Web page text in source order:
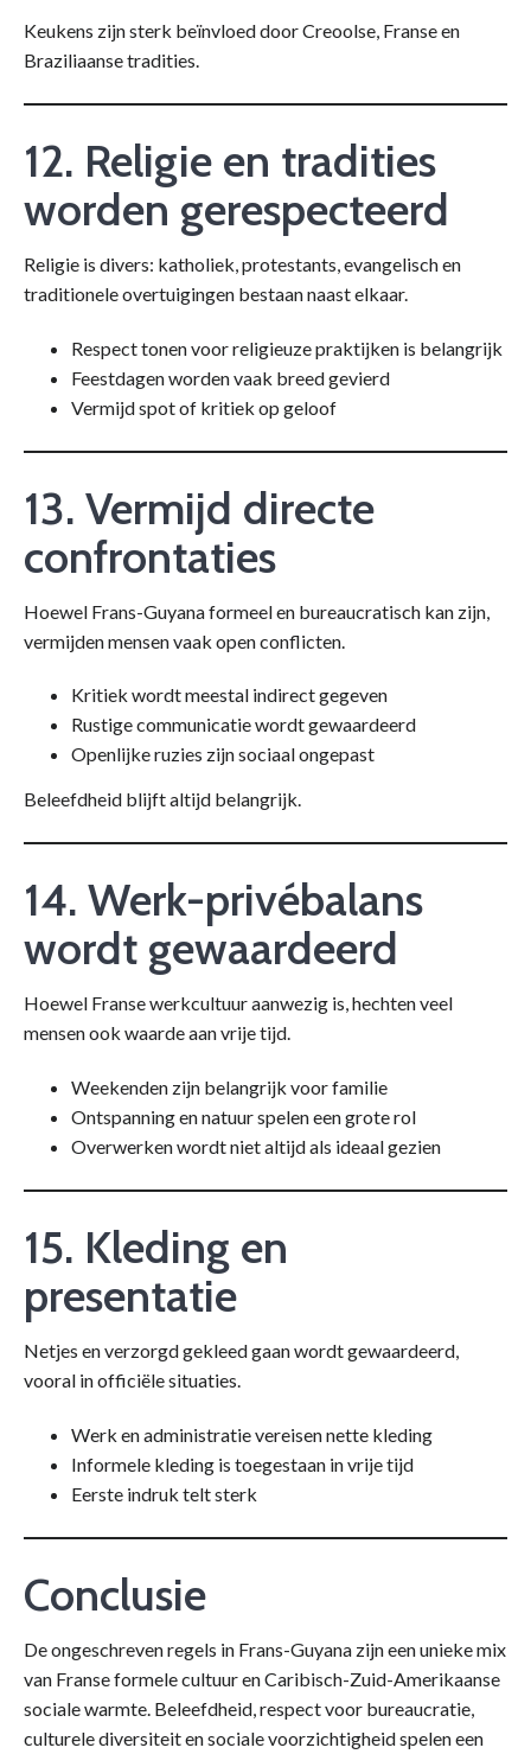
Keukens zijn sterk beïnvloed door Creoolse, Franse en
Braziliaanse tradities.
12. Religie en tradities
worden gerespecteerd
Religie is divers: katholiek, protestants, evangelisch en
traditionele overtuigingen bestaan naast elkaar.
Respect tonen voor religieuze praktijken is belangrijk
Feestdagen worden vaak breed gevierd
Vermijd spot of kritiek op geloof
13. Vermijd directe
confrontaties
Hoewel Frans-Guyana formeel en bureaucratisch kan zijn,
vermijden mensen vaak open conflicten.
Kritiek wordt meestal indirect gegeven
Rustige communicatie wordt gewaardeerd
Openlijke ruzies zijn sociaal ongepast
Beleefdheid blijft altijd belangrijk.
14. Werk-privébalans
wordt gewaardeerd
Hoewel Franse werkcultuur aanwezig is, hechten veel
mensen ook waarde aan vrije tijd.
Weekenden zijn belangrijk voor familie
Ontspanning en natuur spelen een grote rol
Overwerken wordt niet altijd als ideaal gezien
15. Kleding en
presentatie
Netjes en verzorgd gekleed gaan wordt gewaardeerd,
vooral in officiële situaties.
Werk en administratie vereisen nette kleding
Informele kleding is toegestaan in vrije tijd
Eerste indruk telt sterk
Conclusie
De ongeschreven regels in Frans-Guyana zijn een unieke mix
van Franse formele cultuur en Caribisch-Zuid-Amerikaanse
sociale warmte. Beleefdheid, respect voor bureaucratie,
culturele diversiteit en sociale voorzichtigheid spelen een